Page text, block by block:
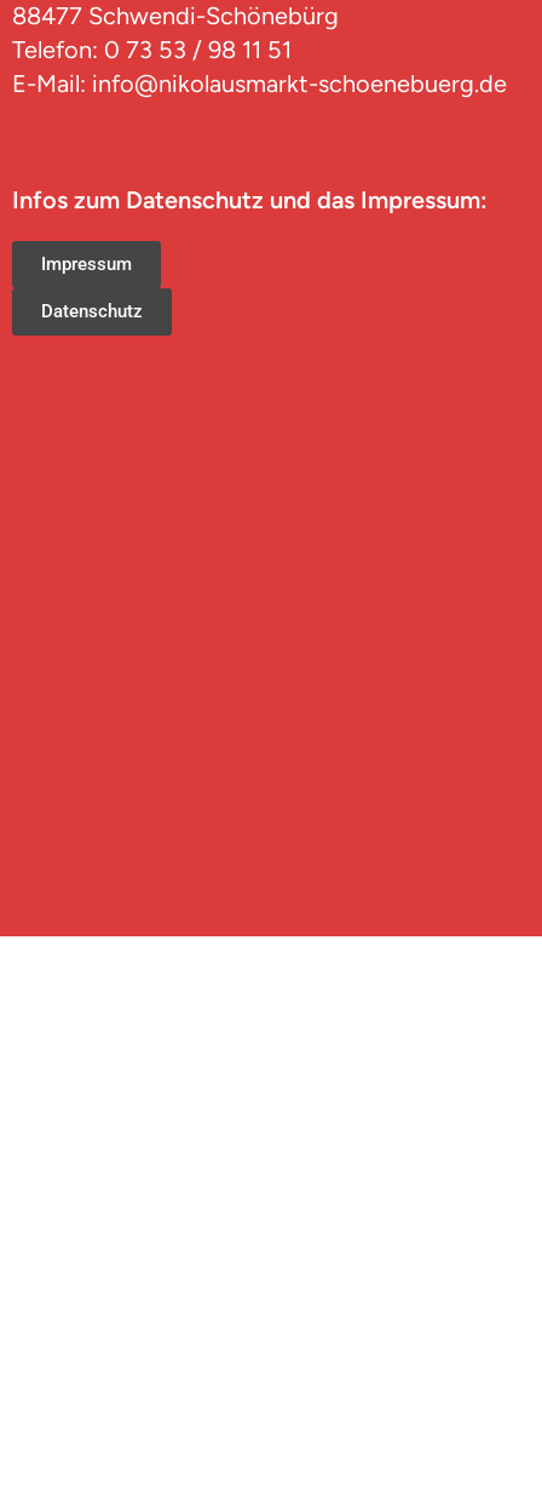
88477 Schwendi-Schönebürg
Telefon: 0 73 53 / 98 11 51
E-Mail: info@nikolausmarkt-schoenebuerg.de
Infos zum Datenschutz und das Impressum:
Impressum
Datenschutz